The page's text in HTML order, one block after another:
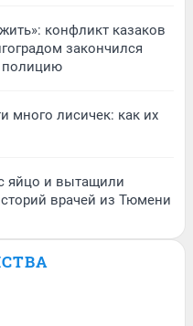
конфликт казаков
закончился
полицию
много лисичек: как их
яйцо и вытащили
врачей из Тюмени